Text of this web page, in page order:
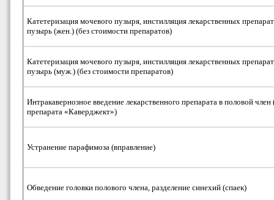
Катетеризация мочевого пузыря, инстилляция лекарственных
пузырь (жен.) (без стоимости препаратов)
Катетеризация мочевого пузыря, инстилляция лекарственных
пузырь (муж.) (без стоимости препаратов)
Интракавернозное введение лекарственного препарата в половой член
препарата «Каверджект»)
Устранение парафимоза (вправление)
Обведение головки полового члена, разделение синехий (спаек)